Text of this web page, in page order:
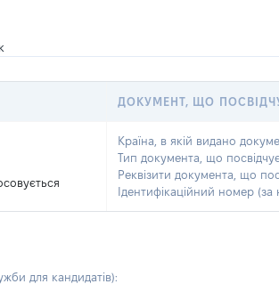
ДОКУМЕНТ, ЩО
Країна, в якій видано
Тип документа, що
Реквізити документа, що
Ідентифікаційний номер (за
для кандидатів):